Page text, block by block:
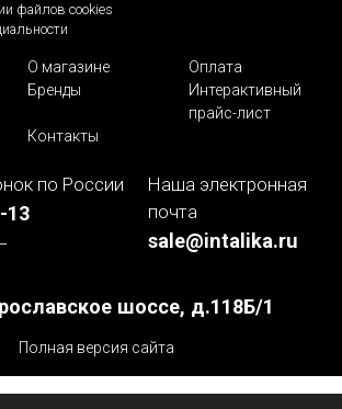
файлов cookies
О магазине
Оплата
Бренды
Интерактивный
прайс-лист
Контакты
по России
13
Наша электронная
почта
sale@intalika.ru
шоссе, д.118Б/1
Полная версия сайта